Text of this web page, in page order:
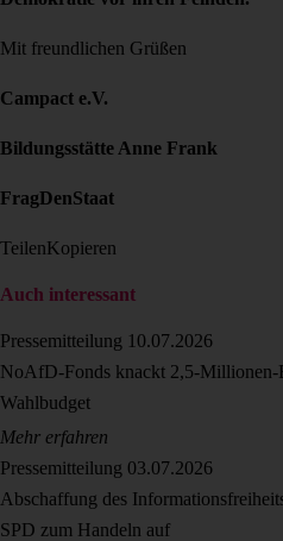
Mit freundlichen Grüßen
Campact e.V.
Bildungsstätte Anne Frank
FragDenStaat
TeilenKopieren
Auch interessant
Pressemitteilung 10.07.2026
NoAfD-Fonds knackt 2,5-
Wahlbudget
Mehr erfahren
Pressemitteilung 03.07.2026
Abschaffung des
SPD zum Handeln auf